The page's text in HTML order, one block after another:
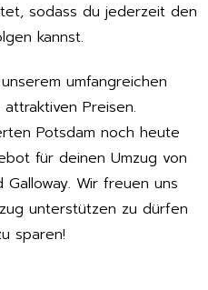
sodass du jederzeit den
kannst.
umfangreichen
Preisen.
Potsdam noch heute
für deinen Umzug von
Wir freuen uns
unterstützen zu dürfen
sparen!